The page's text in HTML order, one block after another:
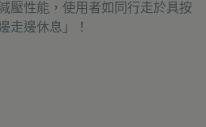
壓性能，使用者如同行走於具按
走邊休息」！